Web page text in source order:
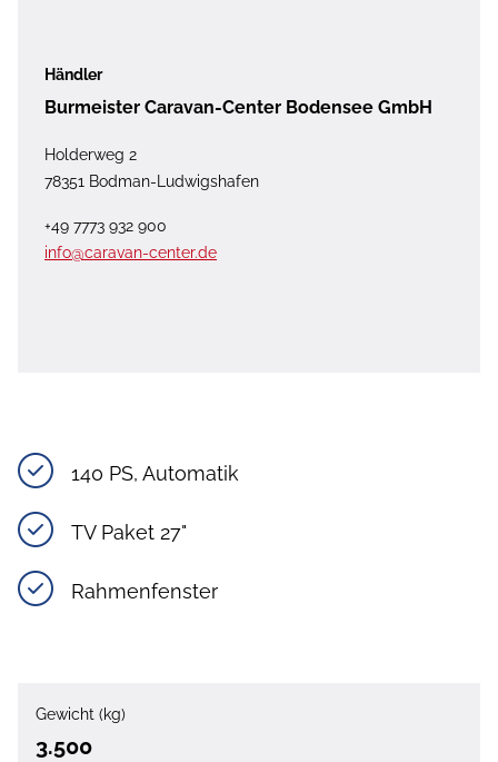
Händler
Burmeister Caravan-Center Bodensee GmbH
Holderweg 2
78351 Bodman-Ludwigshafen
+49 7773 932 900
info@caravan-center.de
140 PS, Automatik
TV Paket 27"
Rahmenfenster
Gewicht (kg)
3.500